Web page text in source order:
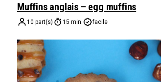
Muffins anglais – egg muffins
10 part(s) 15 min. facile